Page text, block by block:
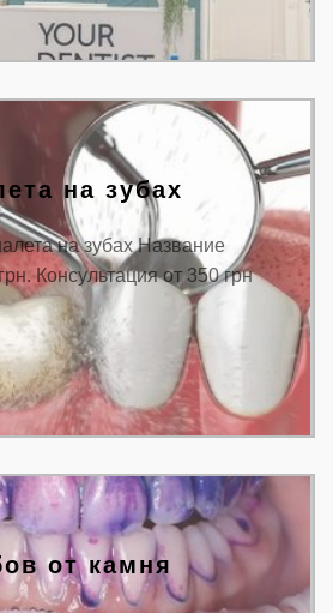
на зубах
на зубах Название
Консультация от 350 грн
от камня